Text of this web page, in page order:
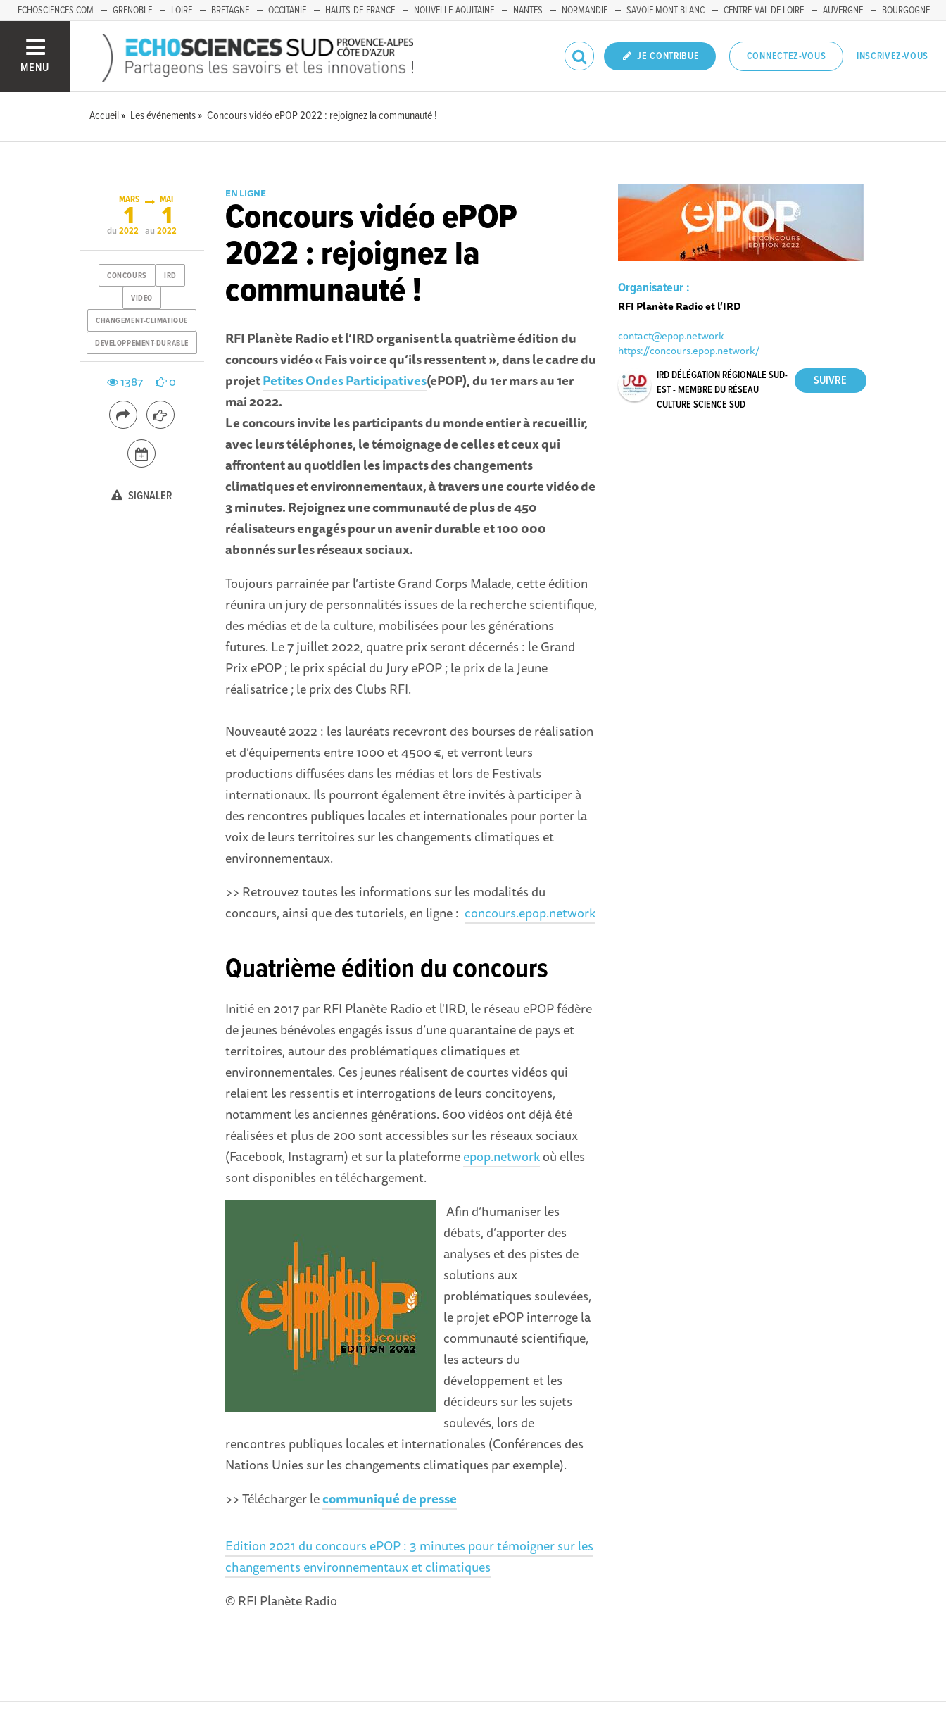
ECHOSCIENCES.COM GRENOBLE LOIRE BRETAGNE OCCITANIE HAUTS-DE-FRANCE NOUVELLE-AQUITAINE NANTES NORMANDIE SAVOIE MONT-BLANC CENTRE-VAL DE LOIRE AUVERGNE
BOURGOGNE-
MENU
JE CONTRIBUE CONNECTEZ-VOUS INSCRIVEZ-VOUS
Accueil Les événements Concours vidéo ePOP 2022 : rejoignez la communauté !
EN LIGNE
Concours vidéo ePOP
2022 : rejoignez la
communauté !
RFI Planète Radio et l’IRD organisent la quatrième édition du
concours vidéo « Fais voir ce qu’ils ressentent », dans le cadre du
projetPetites Ondes Participatives(ePOP), du 1er mars au 1er
mai 2022.
Le concours invite les participants du monde entier à recueillir,
avec leurs téléphones, le témoignage de celles et ceux qui
affrontent au quotidien les impacts des changements
climatiques et environnementaux, à travers une courte vidéo de
3 minutes. Rejoignez une communauté de plus de 450
réalisateurs engagés pour un avenir durable et 100 000
abonnés sur les réseaux sociaux.
Toujours parrainée par l’artiste Grand Corps Malade, cette édition
réunira un jury de personnalités issues de la recherche scientifique,
des médias et de la culture, mobilisées pour les générations
futures. Le 7 juillet 2022, quatre prix seront décernés : le Grand
Prix ePOP ; le prix spécial du Jury ePOP ; le prix de la Jeune
réalisatrice ; le prix des Clubs RFI.
Nouveauté 2022 : les lauréats recevront des bourses de réalisation
et d’équipements entre 1000 et 4500 €, et verront leurs
productions diffusées dans les médias et lors de Festivals
internationaux. Ils pourront également être invités à participer à
des rencontres publiques locales et internationales pour porter la
voix de leurs territoires sur les changements climatiques et
environnementaux.
>> Retrouvez toutes les informations sur les modalités du
concours, ainsi que des tutoriels, en ligne : concours.epop.network
Quatrième édition du concours
Initié en 2017 par RFI Planète Radio et l'IRD, le réseau ePOP fédère
de jeunes bénévoles engagés issus d’une quarantaine de pays et
territoires, autour des problématiques climatiques et
environnementales. Ces jeunes réalisent de courtes vidéos qui
relaient les ressentis et interrogations de leurs concitoyens,
notamment les anciennes générations. 600 vidéos ont déjà été
réalisées et plus de 200 sont accessibles sur les réseaux sociaux
(Facebook, Instagram) et sur la plateformeepop.networkoù elles
sont disponibles en téléchargement.
Afin d’humaniser les
débats, d’apporter des
analyses et des pistes de
solutions aux
problématiques soulevées,
le projet ePOP interroge la
communauté scientifique,
les acteurs du
développement et les
décideurs sur les sujets
soulevés, lors de
rencontres publiques locales et internationales (Conférences des
Nations Unies sur les changements climatiques par exemple).
>> Télécharger lecommuniqué de presse
Edition 2021 du concours ePOP : 3 minutes pour témoigner sur les
changements environnementaux et climatiques
© RFI Planète Radio
Organisateur :
RFI Planète Radio et l’IRD
contact@epop.network
https://concours.epop.network/
IRD DÉLÉGATION RÉGIONALE SUD-
EST - MEMBRE DU RÉSEAU
CULTURE SCIENCE SUD
du
MARS
1
2022 au
MAI
1
2022
CONCOURS IRD
VIDEO
CHANGEMENT-CLIMATIQUE
DEVELOPPEMENT-DURABLE
1387 0
SIGNALER